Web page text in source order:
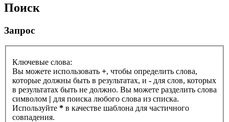
Поиск
Запрос
Ключевые слова:
Вы можете использовать +, чтобы определить слова,
которые должны быть в результатах, и - для слов, которых
в результатах быть не должно. Вы можете разделить слова
символом | для поиска любого слова из списка.
Используйте * в качестве шаблона для частичного
совпадения.